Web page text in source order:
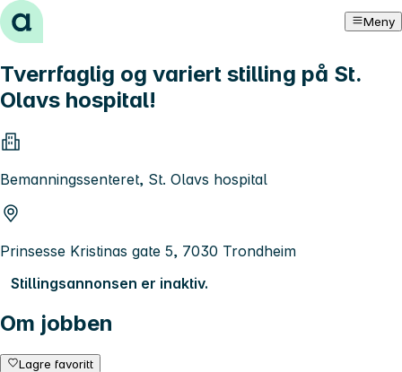
Hopp til innhold Meny
Tverrfaglig og variert stilling på St.
Olavs hospital!
Bemanningssenteret, St. Olavs hospital
Prinsesse Kristinas gate 5, 7030 Trondheim
Stillingsannonsen er inaktiv.
Om jobben
Lagre favoritt